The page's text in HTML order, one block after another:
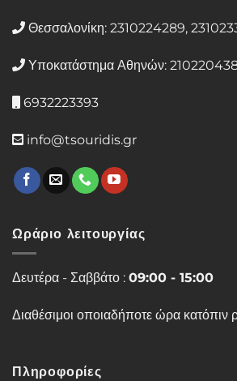
Θεσσαλονίκη: 2310224289,
Υποκατάστημα Αθηνών:
6932223393
info@tsouridis.gr
Ωράριο λειτουργίας
Δευτέρα - Σαββάτο : 09:00 - 15:00
Διαθέσιμοι οποιαδήποτε ώρα κατόπιν
Πληροφορίες